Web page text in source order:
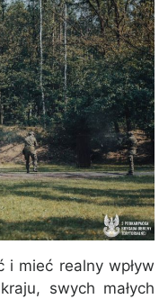
mieć realny wpływ
swych małych